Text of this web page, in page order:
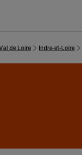
de Loire Indre-et-Loire